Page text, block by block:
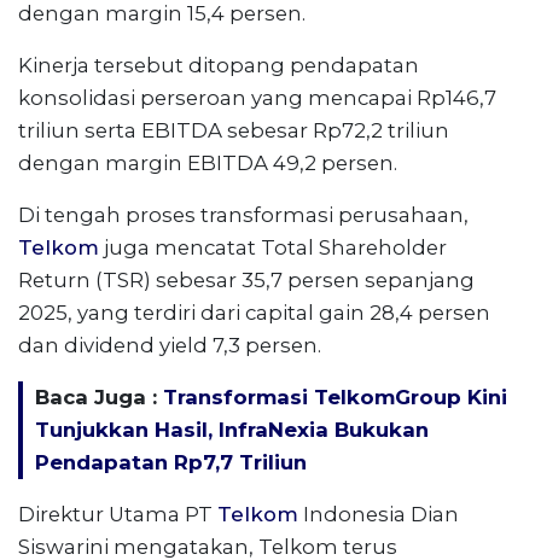
dengan margin 15,4 persen.
Kinerja tersebut ditopang pendapatan
konsolidasi perseroan yang mencapai Rp146,7
triliun serta EBITDA sebesar Rp72,2 triliun
dengan margin EBITDA 49,2 persen.
Di tengah proses transformasi perusahaan,
Telkom juga mencatat Total Shareholder
Return (TSR) sebesar 35,7 persen sepanjang
2025, yang terdiri dari capital gain 28,4 persen
dan dividend yield 7,3 persen.
Baca Juga : Transformasi TelkomGroup Kini
Tunjukkan Hasil, InfraNexia Bukukan
Pendapatan Rp7,7 Triliun
Direktur Utama PT Telkom Indonesia Dian
Siswarini mengatakan, Telkom terus